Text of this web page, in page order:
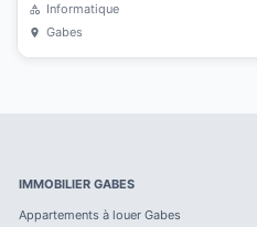
Informatique
Gabes
IMMOBILIER GABES
Appartements à louer Gabes